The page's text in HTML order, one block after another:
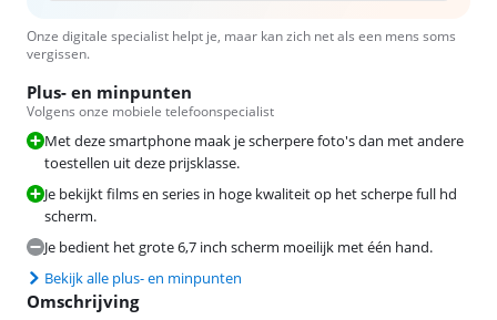
Onze digitale specialist helpt je, maar kan zich net als een mens soms
vergissen.
Plus- en minpunten
Volgens onze mobiele telefoonspecialist
Met deze smartphone maak je scherpere foto's dan met andere
toestellen uit deze prijsklasse.
Je bekijkt films en series in hoge kwaliteit op het scherpe full hd
scherm.
Je bedient het grote 6,7 inch scherm moeilijk met één hand.
Bekijk alle plus- en minpunten
Omschrijving